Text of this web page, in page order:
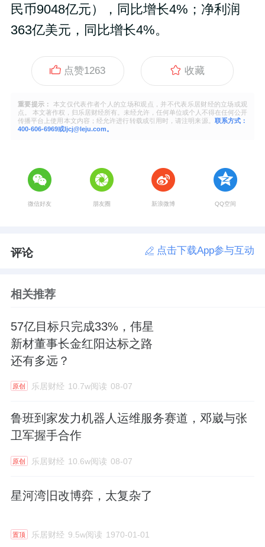
民币9048亿元），同比增长4%；净利润
363亿美元，同比增长4%。
点赞1263 收藏
重要提示：
本文仅代表作者个人的立场和观点，并不代表乐居财经的立场或观
点。 本文著作权，归乐居财经所有。未经允许，任何单位或个人不得在任何公开
传播平台上使用本文内容；经允许进行转载或引用时，请注明来源。 联系方式：
400-606-6969或ljcj@leju.com。
微信好友 朋友圈 新浪微博 QQ空间
评论 点击下载App参与互动
相关推荐
57亿目标只完成33%，伟星
新材董事长金红阳达标之路
还有多远？
原创 乐居财经 10.7w阅读 08-07
鲁班到家发力机器人运维服务赛道，邓崴与张
卫军握手合作
原创 乐居财经 10.6w阅读 08-07
星河湾旧改博弈，太复杂了
置顶 乐居财经 9.5w阅读 1970-01-01